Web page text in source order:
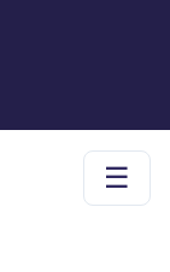
☰